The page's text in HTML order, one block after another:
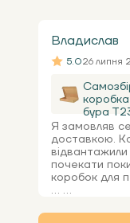
Владислав
5.026 липня
бура
Я замовляв
доставкою.
почекати
коробок для
... ...